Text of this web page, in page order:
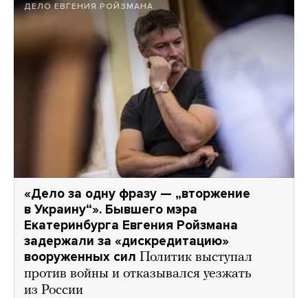
ДЕЛО ЕВГЕНИЯ РОЙЗМАНА
«Дело за одну фразу — „вторжение
в Украину“». Бывшего мэра
Екатеринбурга Евгения Ройзмана
задержали за «дискредитацию»
вооруженных сил Политик выступал
против войны и отказывался уезжать
из России